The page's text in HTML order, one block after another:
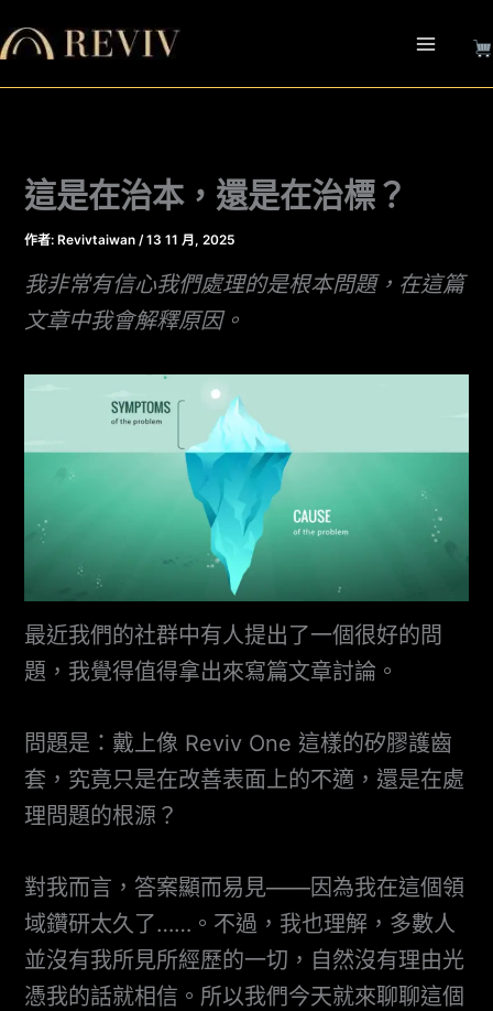
至
主
要
這是在治本，還是在治標？
作者: Revivtaiwan/13 11 月, 2025
我非常有信心我們處理的是根本問題，在這篇
文章中我會解釋原因。
最近我們的社群中有人提出了一個很好的問
題，我覺得值得拿出來寫篇文章討論。
問題是：戴上像 Reviv One 這樣的矽膠護齒
套，究竟只是在改善表面上的不適，還是在處
理問題的根源？
對我而言，答案顯而易見——因為我在這個領
域鑽研太久了……。不過，我也理解，多數人
並沒有我所見所經歷的一切，自然沒有理由光
憑我的話就相信。所以我們今天就來聊聊這個